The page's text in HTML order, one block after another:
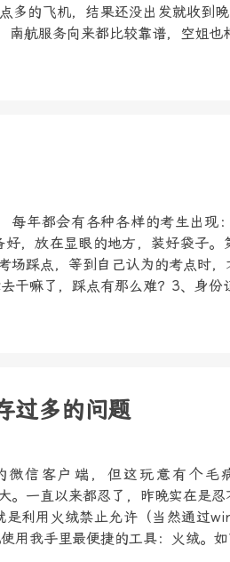
多的飞机，结果还没出发就收到
南航服务向来都比较靠谱，空姐也
每年都会有各种各样的考生出现
，放在显眼的地方，装好袋子。
场踩点，等到自己认为的考点时，
干嘛了，踩点有那么难？3、身份
过多的问题
微信客户端，但这玩意有个毛
。一直以来都忍了，昨晚实在是
利用火绒禁止允许（当然通过
用我手里最便捷的工具：火绒。